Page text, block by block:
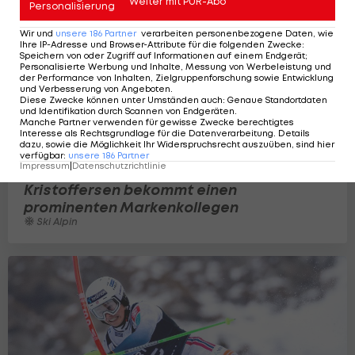
Kristoffersen bekommt einen
prominenten Markenkollegen
Ski Alpin
Personalisierung
Wir und unsere 186 Partner verarbeiten personenbezogene Daten, wie
Ihre IP-Adresse und Browser-Attribute für die folgenden Zwecke:
Speichern von oder Zugriff auf Informationen auf einem Endgerät;
Personalisierte Werbung und Inhalte, Messung von Werbeleistung und
der Performance von Inhalten, Zielgruppenforschung sowie Entwicklung
und Verbesserung von Angeboten.
Diese Zwecke können unter Umständen auch: Genaue Standortdaten
und Identifikation durch Scannen von Endgeräten.
Manche Partner verwenden für gewisse Zwecke berechtigtes
Interesse als Rechtsgrundlage für die Datenverarbeitung. Details
dazu, sowie die Möglichkeit Ihr Widerspruchsrecht auszuüben, sind hier
verfügbar: unsere 186 Partner
Impressum Datenschutzrichtlinie